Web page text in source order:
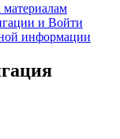
и Войти
информации